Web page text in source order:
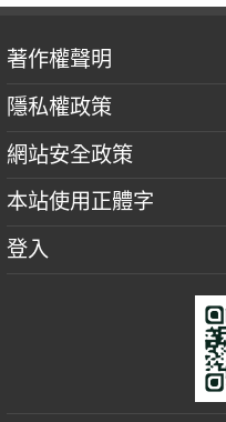
著作權聲明
隱私權政策
網站安全政策
本站使用正體字
登入